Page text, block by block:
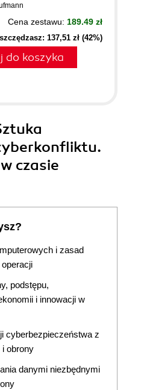
Cena zestawu: 189.49 zł
137,51 zł (42%)
do koszyka
czasie
i zasad
podstępu,
i innowacji w
cyberbezpieczeństwa z
obrony
danymi niezbędnymi